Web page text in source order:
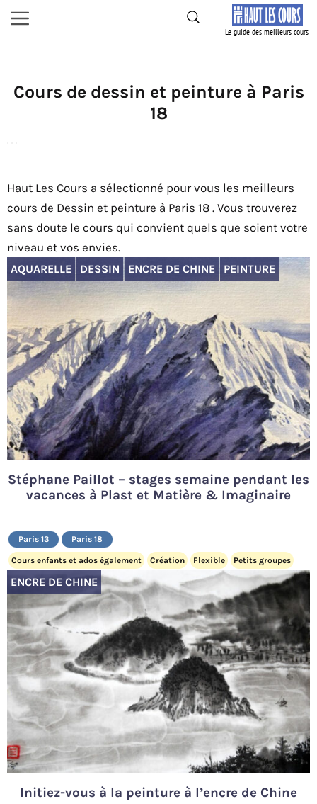
Aller
au
Menu
Cours de dessin et peinture à Paris
18
Haut Les Cours a sélectionné pour vous les meilleurs
cours de Dessin et peinture à Paris 18 . Vous trouverez
sans doute le cours qui convient quels que soient votre
niveau et vos envies.
AQUARELLE DESSIN ENCRE DE CHINE PEINTURE
Stéphane Paillot – stages semaine pendant les
vacances à Plast et Matière & Imaginaire
Paris 13 Paris 18
Cours enfants et ados également Création Flexible Petits groupes
ENCRE DE CHINE
Initiez-vous à la peinture à l’encre de Chine